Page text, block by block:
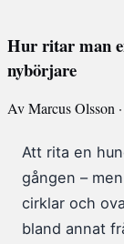
Hur ritar man
nybörjare
Av Marcus Olsson
Att rita en
gången –
cirklar och
bland annat